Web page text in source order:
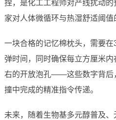
捏，是化工工程师对产线扰动
家对人体微循环与热湿舒适阈值
一块合格的记忆棉枕头，需要
弹时间，同时确保每立方厘米
右的开放泡孔——这些数字背后
撞中完成的精准指令传递。
未来，随着生物基多元醇普及